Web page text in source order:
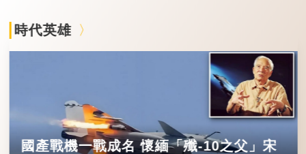
時代英雄
國產戰機一戰成名 懷緬「殲-10之父」宋